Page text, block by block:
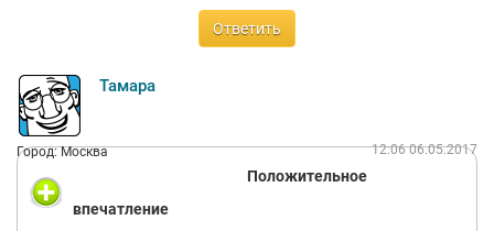
Ответить
Тамара
Город: Москва 12:06 06.05.2017
Положительное
впечатление